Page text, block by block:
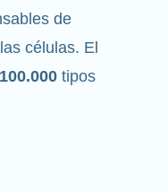
de
células. El
tipos